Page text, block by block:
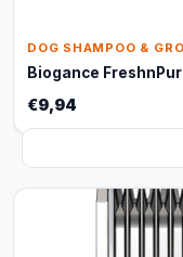
DOG SHAMPOO &
Biogance
€9,94